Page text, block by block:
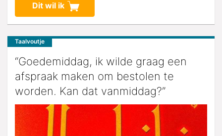
Dit wil ik
Taalvoutje
“Goedemiddag, ik wilde graag een
afspraak maken om bestolen te
worden. Kan dat vanmiddag?”